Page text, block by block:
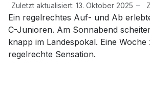
Zuletzt aktualisiert: 13. Oktober 2025
Ein regelrechtes Auf- und Ab
C-Junioren. Am Sonnabend
knapp im Landespokal. Eine
regelrechte Sensation.